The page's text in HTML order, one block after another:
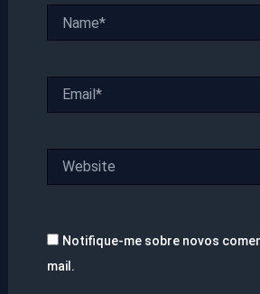
Notifique-me sobre novos
mail.